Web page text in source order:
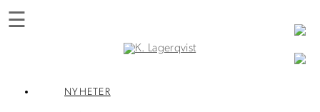
☰
NYHETER